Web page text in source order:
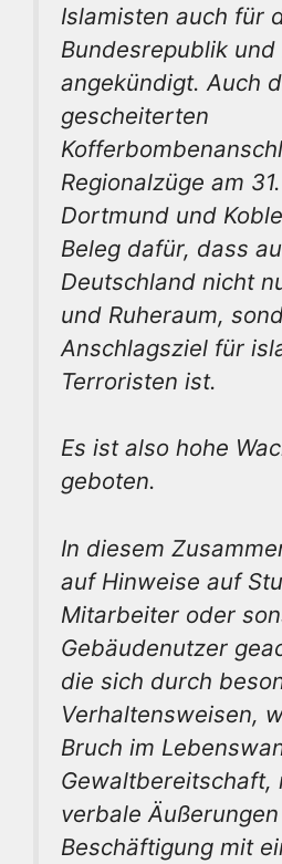
Islamisten auch für
Bundesrepublik
angekündigt. Auch
gescheiterten
Regionalzüge am
Dortmund und
Beleg dafür, dass
Deutschland nicht
und Ruheraum,
Anschlagsziel für
Terroristen ist.
Es ist also hohe
geboten.
In diesem
auf Hinweise auf
Mitarbeiter oder
Gebäudenutzer
die sich durch
Verhaltensweisen,
Bruch im
Gewaltbereitschaft,
verbale
Beschäftigung mit